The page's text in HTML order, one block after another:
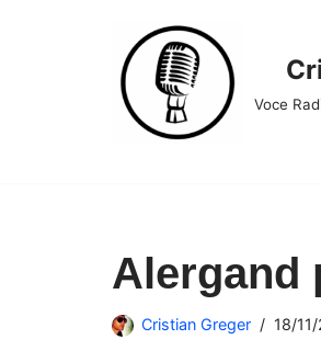
Voce
Alergand
Cristian Greger 18/